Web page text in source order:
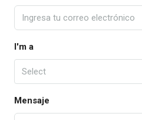
I'm a
Select
Mensaje